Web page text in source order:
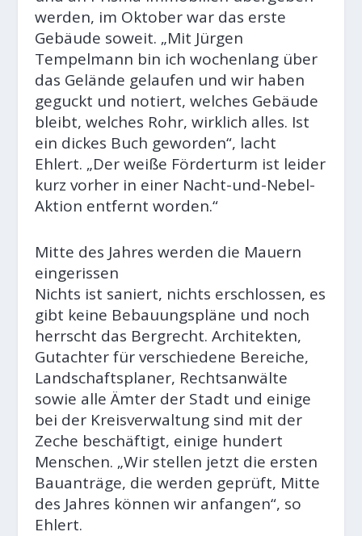
werden, im Oktober war das erste
Gebäude soweit. „Mit Jürgen
Tempelmann bin ich wochenlang über
das Gelände gelaufen und wir haben
geguckt und notiert, welches Gebäude
bleibt, welches Rohr, wirklich alles. Ist
ein dickes Buch geworden“, lacht
Ehlert. „Der weiße Förderturm ist leider
kurz vorher in einer Nacht-und-Nebel-
Aktion entfernt worden.“
Mitte des Jahres werden die Mauern
eingerissen
Nichts ist saniert, nichts erschlossen, es
gibt keine Bebauungspläne und noch
herrscht das Bergrecht. Architekten,
Gutachter für verschiedene Bereiche,
Landschaftsplaner, Rechtsanwälte
sowie alle Ämter der Stadt und einige
bei der Kreisverwaltung sind mit der
Zeche beschäftigt, einige hundert
Menschen. „Wir stellen jetzt die ersten
Bauanträge, die werden geprüft, Mitte
des Jahres können wir anfangen“, so
Ehlert.